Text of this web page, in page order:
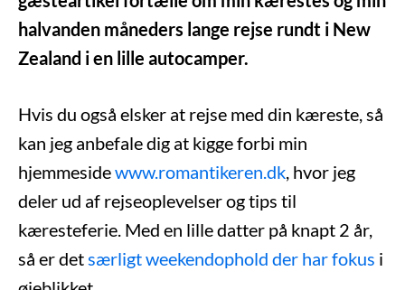
halvanden måneders lange rejse rundt i New
Zealand i en lille autocamper.
Hvis du også elsker at rejse med din kæreste, så
kan jeg anbefale dig at kigge forbi min
hjemmesidewww.romantikeren.dk, hvor jeg
deler ud af rejseoplevelser og tips til
kæresteferie. Med en lille datter på knapt 2 år,
så er detsærligt weekendophold der har fokus i